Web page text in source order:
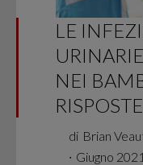
LE
NEI
RISPOSTE
di Brian
∙ Giugno 2021